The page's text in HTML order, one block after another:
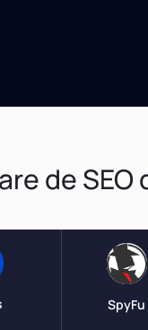
de SEO
SpyFu